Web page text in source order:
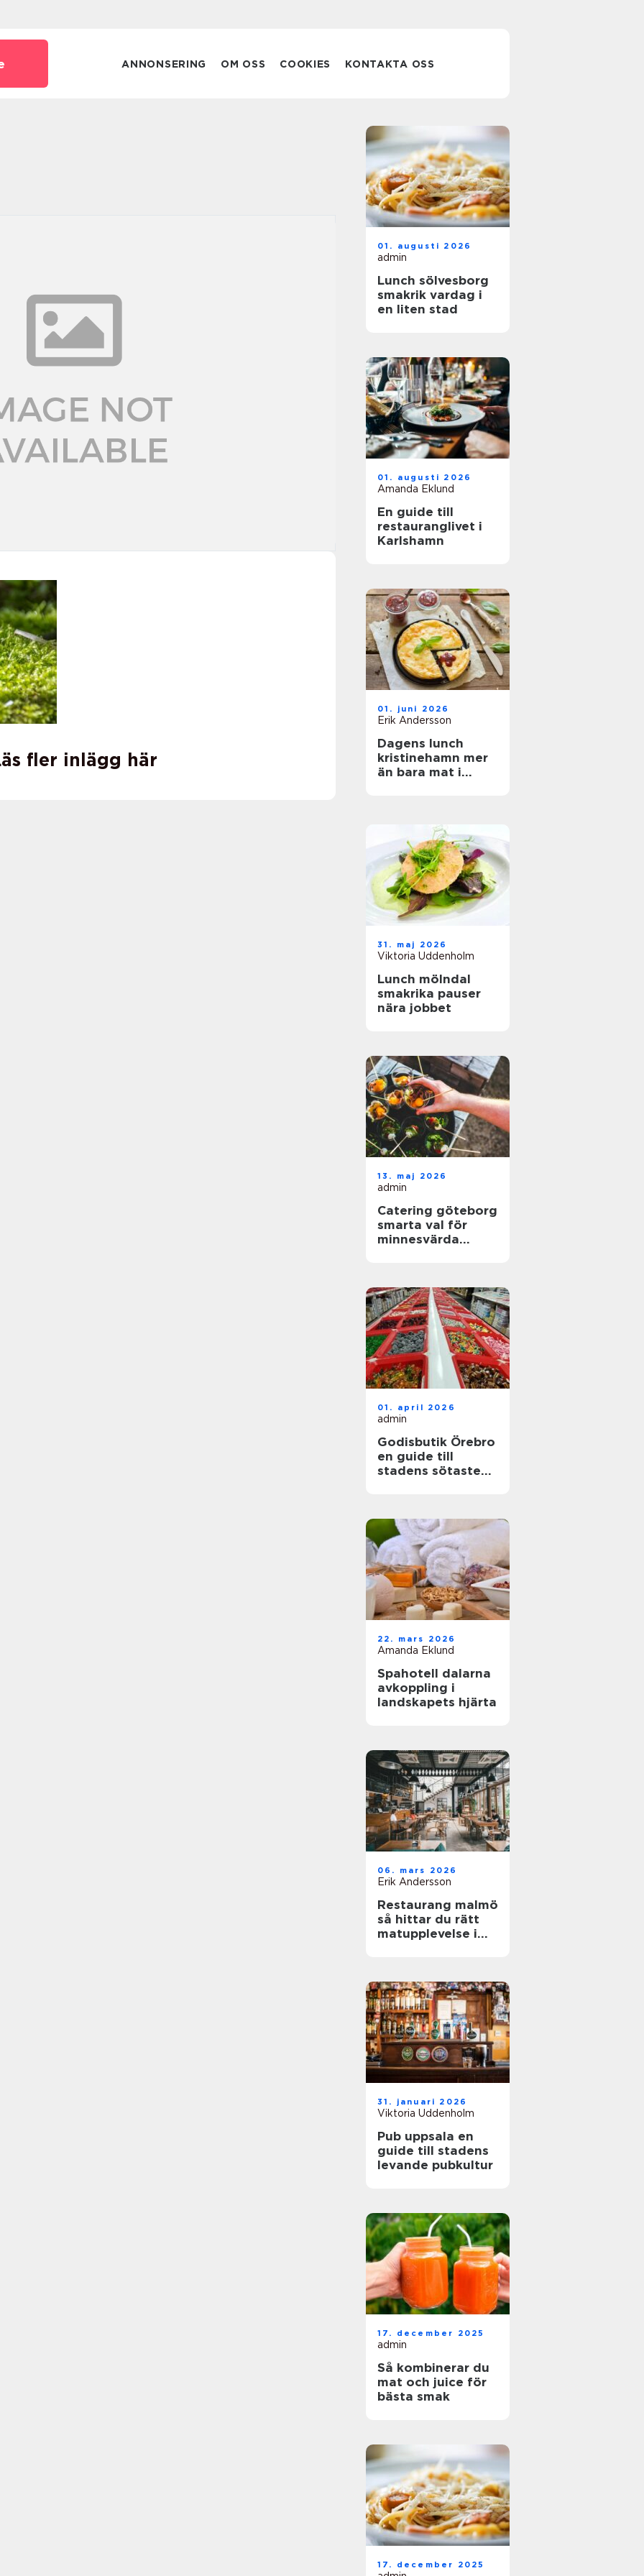
ANNONSERING OM OSS COOKIES KONTAKTA OSS
fler inlägg här
01. augusti 2026
admin
Lunch sölvesborg
smakrik vardag i
en liten stad
01. augusti 2026
Amanda Eklund
En guide till
restauranglivet i
Karlshamn
01. juni 2026
Erik Andersson
Dagens lunch
kristinehamn mer
än bara mat i
31. maj 2026
Viktoria Uddenholm
Lunch mölndal
smakrika pauser
nära jobbet
13. maj 2026
admin
Catering göteborg
smarta val för
minnesvärda
01. april 2026
admin
Godisbutik Örebro
en guide till
stadens sötaste
22. mars 2026
Amanda Eklund
Spahotell dalarna
avkoppling i
landskapets hjärta
06. mars 2026
Erik Andersson
Restaurang malmö
så hittar du rätt
matupplevelse i
31. januari 2026
Viktoria Uddenholm
Pub uppsala en
guide till stadens
levande pubkultur
17. december 2025
admin
Så kombinerar du
mat och juice för
bästa smak
17. december 2025